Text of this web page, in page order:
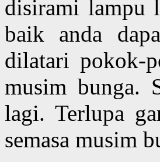
disirami lampu
baik anda
dilatari pokok-
musim bunga.
lagi. Terlupa
semasa musim